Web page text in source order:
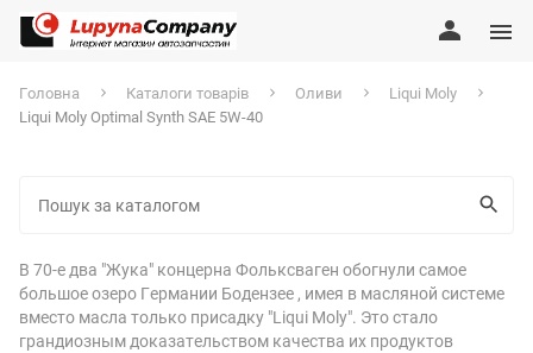
Головна Каталоги товарів Оливи
Liqui Moly
Liqui Moly Optimal Synth SAE 5W-40
В 70-е два "Жука" концерна Фольксваген обогнули самое
большое озеро Германии Бодензее , имея в масляной системе
вместо масла только присадку "Liqui Moly". Это стало
грандиозным доказательством качества их продуктов